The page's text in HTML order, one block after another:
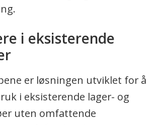
i eksisterende
er løsningen utviklet for å
i eksisterende lager- og
uten omfattende